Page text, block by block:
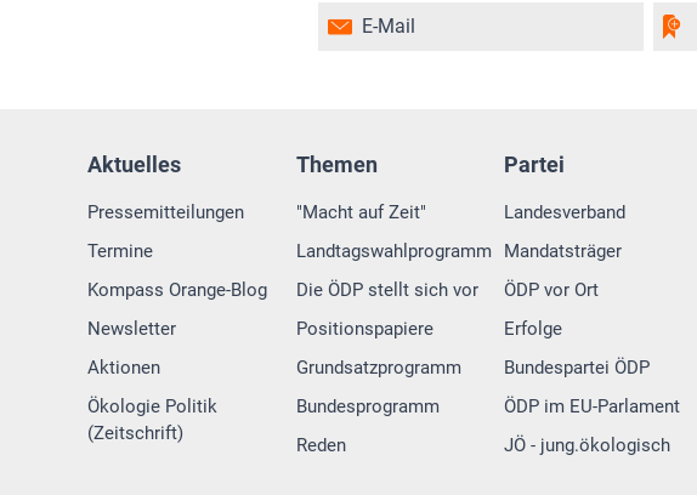
E-Mail
Aktuelles
Pressemitteilungen
Termine
Kompass Orange-Blog
Newsletter
Aktionen
Ökologie Politik
(Zeitschrift)
Themen
"Macht auf Zeit"
Landtagswahlprogramm
Die ÖDP stellt sich vor
Positionspapiere
Grundsatzprogramm
Bundesprogramm
Reden
Partei
Landesverband
Mandatsträger
ÖDP vor Ort
Erfolge
Bundespartei ÖDP
ÖDP im EU-Parlament
JÖ - jung.ökologisch